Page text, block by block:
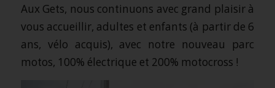
Aux Gets, nous continuons avec grand plaisir à
vous accueillir, adultes et enfants (à partir de 6
ans, vélo acquis), avec notre nouveau parc
motos, 100% électrique et 200% motocross !